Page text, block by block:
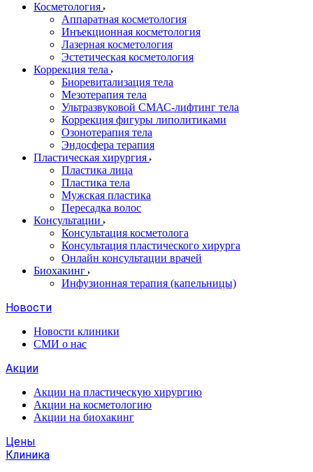
Косметология
Аппаратная косметология
Инъекционная косметология
Лазерная косметология
Эстетическая косметология
Коррекция тела
Биоревитализация тела
Мезотерапия тела
Ультразвуковой СМАС-лифтинг тела
Коррекция фигуры липолитиками
Озонотерапия тела
Эндосфера терапия
Пластическая хирургия
Пластика лица
Пластика тела
Мужская пластика
Пересадка волос
Консультации
Консультация косметолога
Консультация пластического хирурга
Онлайн консультации врачей
Биохакинг
Инфузионная терапия (капельницы)
Новости
Новости клиники
СМИ о нас
Акции
Акции на пластическую хирургию
Акции на косметологию
Акции на биохакинг
Цены
Клиника